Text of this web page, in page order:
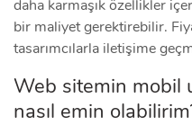
daha karmaşık özellikler
bir maliyet gerektirebilir.
tasarımcılarla iletişime
Web sitemin mobil
nasıl emin